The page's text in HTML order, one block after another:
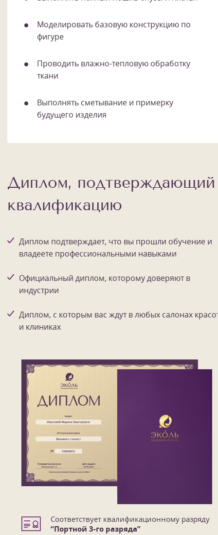
Моделировать базовую конструкцию по
фигуре
Проводить влажно-тепловую обработку
ткани
Выполнять сметывание и примерку
будущего изделия
Диплом, подтверждающий
квалификацию
Диплом подтверждает, что вы прошли обучение и
владеете профессиональными навыками
Официальный диплом, которому доверяют в
индустрии
Диплом, с которым вас ждут в любых салонах
и клиниках
Соответствует квалификационному разряду
“Портной 3-го разряда”